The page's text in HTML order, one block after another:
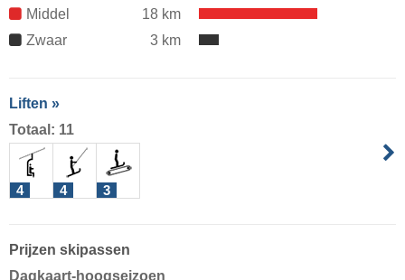
Middel
18 km
Zwaar
3 km
Liften »
Totaal: 11
4 4 3
Prijzen skipassen
Dagkaart-hoogseizoen